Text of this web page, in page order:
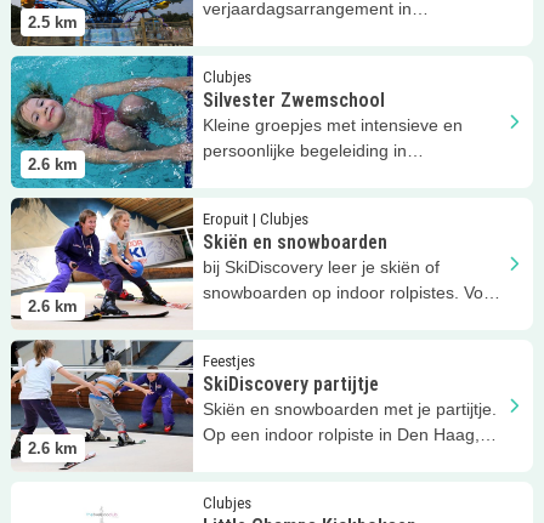
2.5 km
verjaardagsarrangement in
2.6 km
Clubjes
Silvester Zwemschool
Kleine groepjes met intensieve en
persoonlijke begeleiding in
Lees meer Silvester Zwemschool
2.6 km
Eropuit | Clubjes
Skiën en snowboarden
bij SkiDiscovery leer je skiën of
snowboarden op indoor rolpistes. Voor
Lees meer Skiën en snowboarden
2.6 km
Feestjes
SkiDiscovery partijtje
Skiën en snowboarden met je partijtje.
Op een indoor rolpiste in Den Haag,
Lees meer SkiDiscovery partijtje
Clubjes
Little Champs Kickboksen Leidschenveen